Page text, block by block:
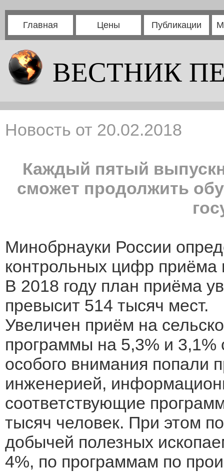
Главная Цены Публикации
ВЕСТНИК
Новость от 20.02.2018
Каждый пятый
сможет продолжить
Минобрнауки России
контрольных цифр приёма
В 2018 году план приёма
превысит 514 тысяч мест.
Увеличен приём на
программы на 5,3% и 3,1%
особого внимания попали
инженерией,
соответствующие
тысяч человек. При этом
добычей полезных
4%, по программам по